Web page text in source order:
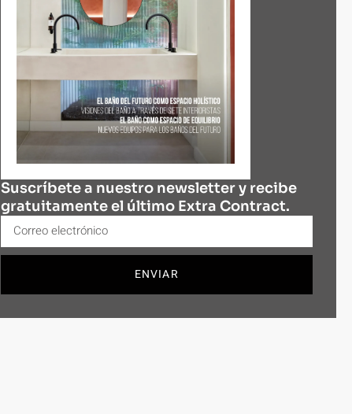
Suscríbete a nuestro newsletter y recibe
gratuitamente el último Extra Contract.
ENVIAR